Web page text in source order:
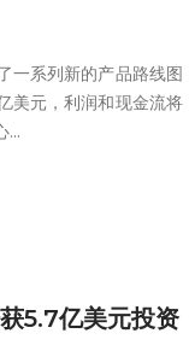
一系列新的产品路线图
美元，利润和现金流将
...
5.7亿美元投资